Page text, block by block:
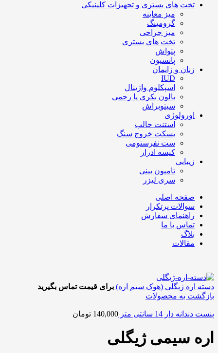
تخت های بستری و تجهیزات کلینیکی
میز معاینه
گرومینگ
میز جراحی
تخت های بستری
پتواش
پانسیون
زنان و زایمان
IUD
اسپکلوم واژینال
بالون بکری یا رحمی
سیتوبراش
اورولوژی
استنت حالب
بسکت خروج سنگ
ست نفرستومی
کیسه ادرار
زیبایی
تامپون بینی
سری لیزر
صفحه اصلی
سوالات پرتکرار
راهنمای سفارش
تماس با ما
بلاگ
مقالات
دسته اره ژیگلی (هوک سیم اره) برای قیمت تماس بگیرید
بازگشت به محصولات
پنست دندانه دار 14 سانتی متر 140,000 تومان
اره سیمی ژیگلی